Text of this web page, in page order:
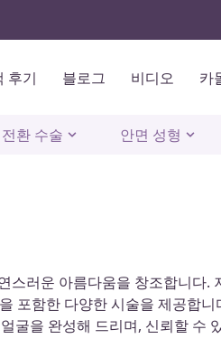
후기 블로그 비디오 카
환 수술 안면 성형
스러운 아름다움을 창조합니다.
포함한 다양한 시술을 제공합니
굴을 완성해 드리며, 신뢰할 수